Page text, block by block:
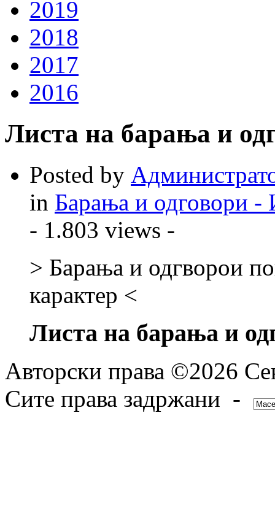
2019
2018
2017
2016
Листа на барања и
Posted by
in Барања и одговори -
- 1.803 views -
> Барања и одгворои
карактер <
Листа на барања и
Авторски права ©2026
Сите права задржани -